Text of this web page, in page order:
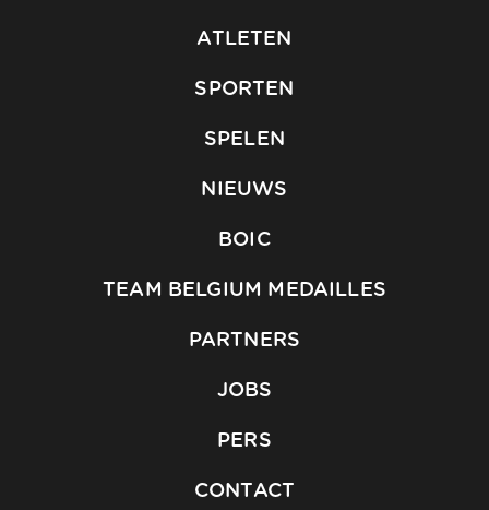
ATLETEN
SPORTEN
SPELEN
NIEUWS
BOIC
TEAM BELGIUM MEDAILLES
PARTNERS
JOBS
PERS
CONTACT